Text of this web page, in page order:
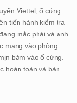
Viettel, ổ cứng
tiến hành kiểm tra
mắc phải và anh
mang vào phòng
bám vào ổ cứng.
hoàn toàn và bàn